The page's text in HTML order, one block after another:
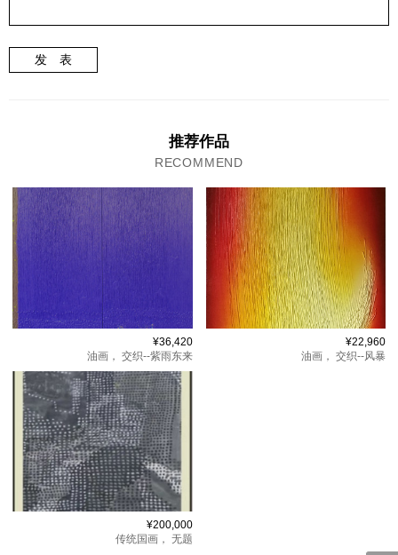
发 表
推荐作品
RECOMMEND
¥36,420
油画， 交织--紫雨东来
¥22,960
油画， 交织--风暴
¥200,000
传统国画， 无题